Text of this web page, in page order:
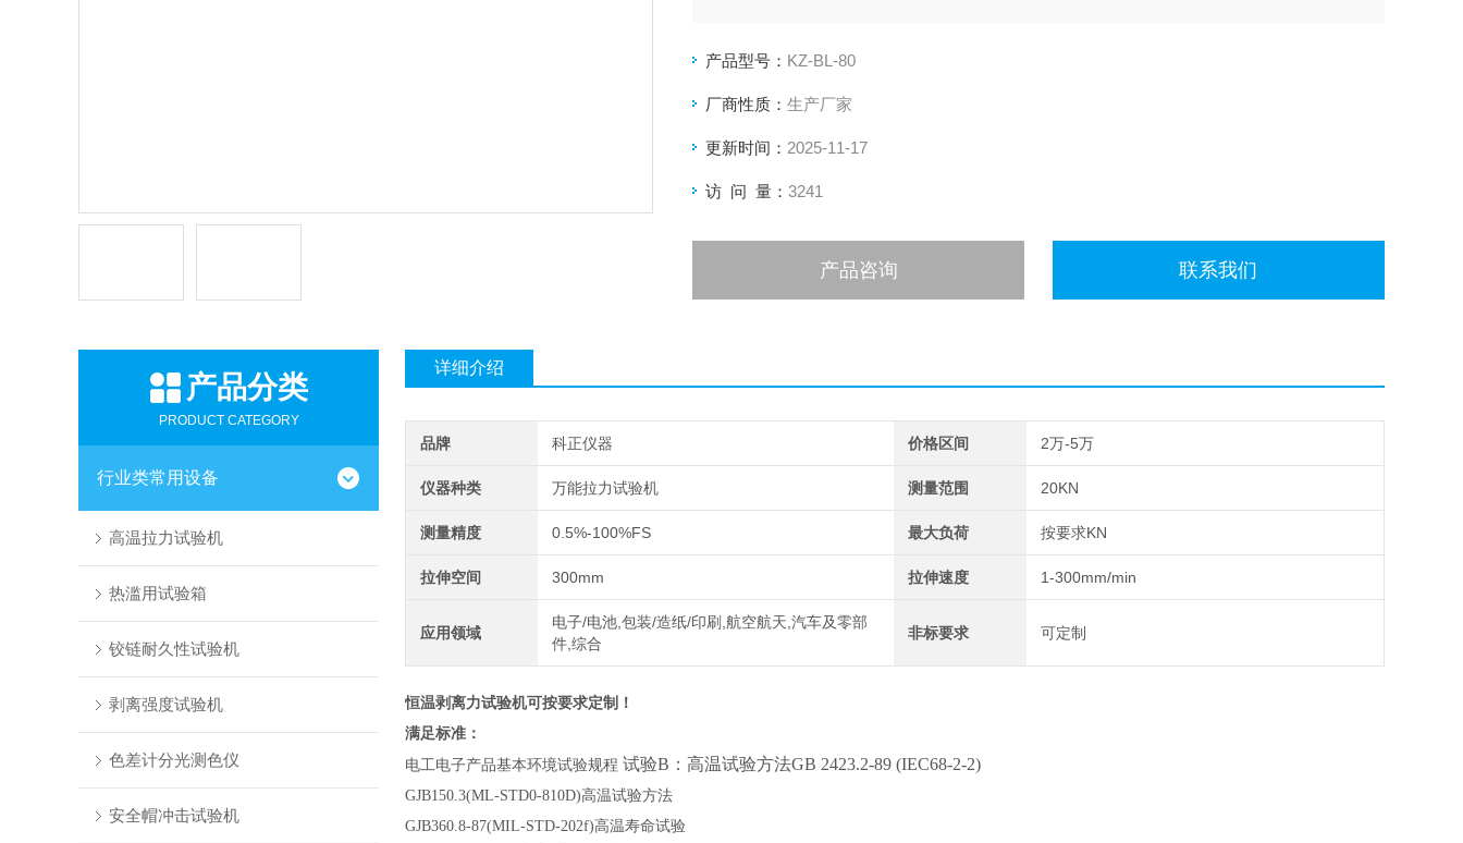
产品型号： KZ-BL-80
厂商性质： 生产厂家
更新时间： 2025-11-17
访 问 量： 3241
产品咨询 联系我们
产品分类
PRODUCT CATEGORY
行业类常用设备
高温拉力试验机
热滥用试验箱
铰链耐久性试验机
剥离强度试验机
色差计分光测色仪
安全帽冲击试验机
详细介绍
品牌 科正仪器 价格区间 2万-5万
仪器种类 万能拉力试验机 测量范围 20KN
测量精度 0.5%-100%FS 最大负荷 按要求KN
拉伸空间 300mm 拉伸速度 1-300mm/min
应用领域
电子/电池,包装/造纸/印刷,航空航天,汽车及零部
件,综合
非标要求 可定制
恒温剥离力试验机可按要求定制！
满足标准：
电工电子产品基本环境试验规程 试验B：高温试验方法GB 2423.2-89 (IEC68-2-2)
GJB150.3(ML-STD0-810D)高温试验方法
GJB360.8-87(MIL-STD-202f)高温寿命试验